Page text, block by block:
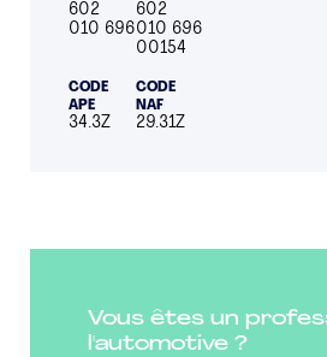
602
010 696
602
010 696
00154
CODE
APE
34.3Z
CODE
NAF
29.31Z
Vous êtes un
l'automotive ?